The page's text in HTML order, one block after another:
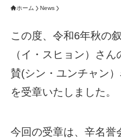
ホーム News
この度、令和6年秋の
（イ・スヒョン）さ
賛(シン・ユンチャン
を受章いたしました。
今回の受章は、辛名誉